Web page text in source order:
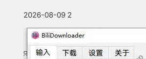
2026-08-09 2